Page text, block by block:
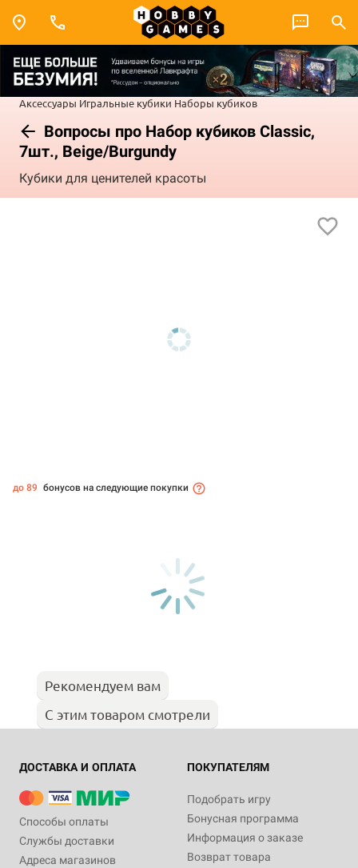
Аксессуары Игральные кубики Наборы кубиков
Вопросы про Набор кубиков Classic,
7шт., Beige/Burgundy
Кубики для ценителей красоты
до 89 бонусов на следующие покупки
Рекомендуем вам
С этим товаром смотрели
ДОСТАВКА И ОПЛАТА
Способы оплаты
Службы доставки
Адреса магазинов
ПОКУПАТЕЛЯМ
Подобрать игру
Бонусная программа
Информация о заказе
Возврат товара